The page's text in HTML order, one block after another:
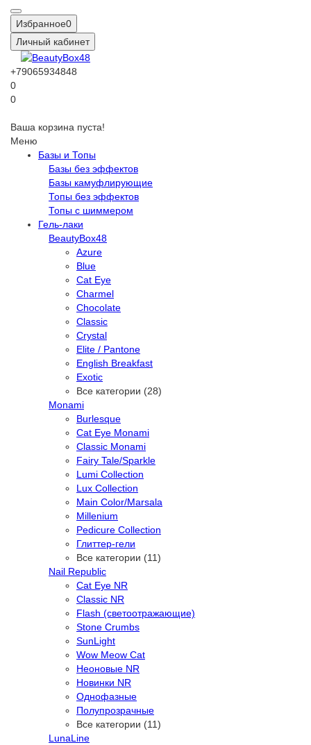
Избранное0
Личный кабинет
+79065934848
0
0
Ваша корзина пуста!
Меню
Базы и Топы
Базы без эффектов
Базы камуфлирующие
Топы без эффектов
Топы с шиммером
Гель-лаки
BeautyBox48
Azure
Blue
Cat Eye
Charmel
Chocolate
Classic
Crystal
Elite / Pantone
English Breakfast
Exotic
Все категории (28)
Monami
Burlesque
Cat Eye Monami
Classic Monami
Fairy Tale/Sparkle
Lumi Collection
Lux Collection
Main Color/Marsala
Millenium
Pedicure Collection
Глиттер-гели
Все категории (11)
Nail Republic
Cat Eye NR
Classic NR
Flash (светоотражающие)
Stone Crumbs
SunLight
Wow Meow Cat
Неоновые NR
Новинки NR
Однофазные
Полупрозрачные
Все категории (11)
LunaLine